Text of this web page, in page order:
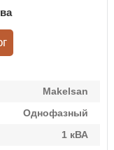
Makelsan
Однофазный
1 кВА